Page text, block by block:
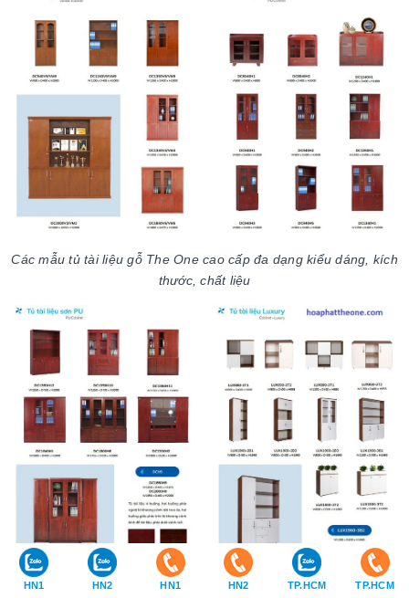
Các mẫu tủ tài liệu gỗ The One cao cấp đa dạng kiểu dáng, kích
thước, chất liệu
Các mẫu tủ tài liệu sơn PU cao cấp, màu đẹp
HN1 HN2 HN1 HN2 TP.HCM TP.HCM